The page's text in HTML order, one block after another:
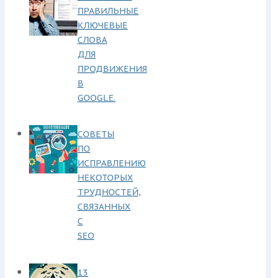
ПРАВИЛЬНЫЕ
КЛЮЧЕВЫЕ
СЛОВА
ДЛЯ
ПРОДВИЖЕНИЯ
В
GOOGLE.
СОВЕТЫ
ПО
ИСПРАВЛЕНИЮ
НЕКОТОРЫХ
ТРУДНОСТЕЙ,
СВЯЗАННЫХ
С
SEO
13